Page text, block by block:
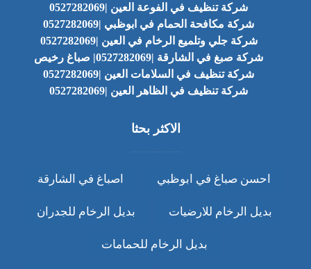
شركة تنظيف في الفوعة العين |0527282069
شركة مكافحة الحمام في ابوظبي |0527282069
شركة جلي وتلميع الرخام في العين |0527282069
شركة صبغ في الشارقة |0527282069| صباغ رخيص
شركة تنظيف في السلامات العين |0527282069
شركة تنظيف في الظاهر العين |0527282069
الاكثر بحثا
احسن صباغ في ابوظبي اصباغ في الشارقة
بديل الرخام للارضيات بديل الرخام للجدران
بديل الرخام للحمامات